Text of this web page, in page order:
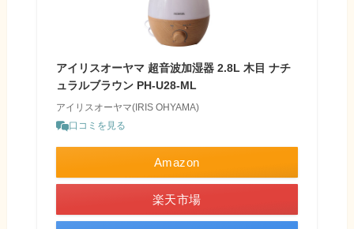
アイリスオーヤマ 超音波加湿器 2.8L 木目 ナチ
ュラルブラウン PH-U28-ML
アイリスオーヤマ(IRIS OHYAMA)
口コミを見る
Amazon
楽天市場